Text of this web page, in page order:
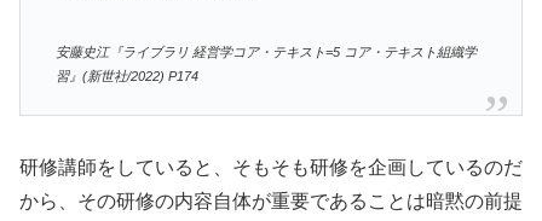
安藤史江『ライブラリ 経営学コア・テキスト=5 コア・テキスト組織学
習』(新世社/2022) P174
研修講師をしていると、そもそも研修を企画しているのだ
から、その研修の内容自体が重要であることは暗黙の前提